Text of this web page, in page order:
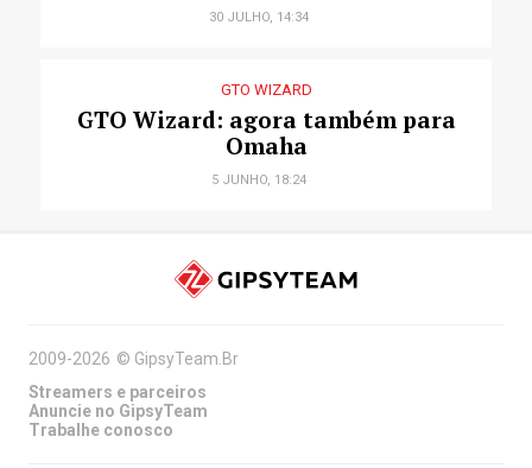
30 JULHO, 14:34
GTO WIZARD
GTO Wizard: agora também para
Omaha
5 JUNHO, 18:24
2009-2026 © GipsyTeam.Br
Streamers e parceiros
Anuncie no GipsyTeam
Trabalhe conosco